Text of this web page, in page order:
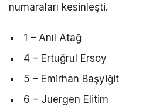
numaraları kesinleşti.
1 – Anıl Atağ
4 – Ertuğrul Ersoy
5 – Emirhan Başyiğit
6 – Juergen Elitim